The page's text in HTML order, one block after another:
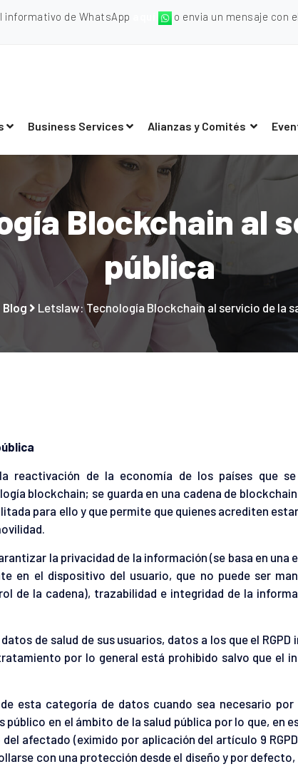
informativo de WhatsApp o envia un mensaje con el
Business Services Alianzas y Comités
Blockchain al
pública
Blog Letslaw: Tecnología Blockchain al servicio de la
reactivación de la economía de los países que
blockchain; se guarda en una cadena de
para ello y que permite que quienes acrediten
la privacidad de la información (se basa en una
en el dispositivo del usuario, que no puede ser
de la cadena), trazabilidad e integridad de la
de salud de sus usuarios, datos a los que el RGPD
por lo general está prohibido salvo que el
esta categoría de datos cuando sea necesario por
en el ámbito de la salud pública por lo que, en
afectado (eximido por aplicación del artículo 9
con una protección desde el diseño y por